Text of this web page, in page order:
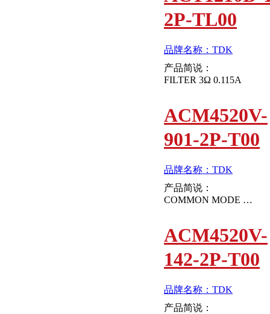
2P-TL00
品牌名称：TDK
产品简说：
FILTER 3Ω 0.115A
ACM4520V-
901-2P-T00
品牌名称：TDK
产品简说：
COMMON MODE FILTERS
ACM4520V-
142-2P-T00
品牌名称：TDK
产品简说：